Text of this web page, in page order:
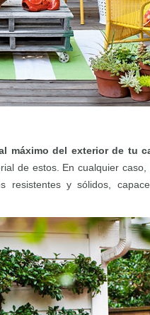
máximo del exterior de tu
de estos. En cualquier
resistentes y sólidos,